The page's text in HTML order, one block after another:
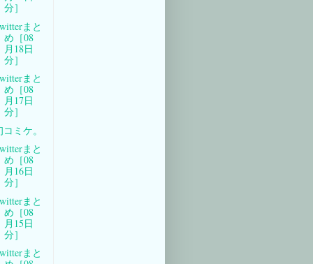
分］
まと
め［08
月18日
分］
まと
め［08
月17日
分］
コミケ。
まと
め［08
月16日
分］
まと
め［08
月15日
分］
まと